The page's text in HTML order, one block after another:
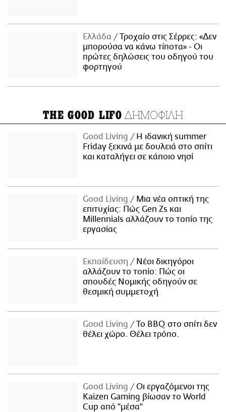
Ελλάδα
Τροχαίο στις Σέρρες: «Δεν
μπορούσα να κάνω τίποτα» - Οι
πρώτες δηλώσεις του οδηγού του
φορτηγού
THE GOOD LIFO ΔΗΜΟΦΙΛΗ
Good Living
Η ιδανική summer
Friday ξεκινά με δουλειά στο σπίτι
και καταλήγει σε κάποιο νησί
Good Living
Μια νέα οπτική της
επιτυχίας: Πώς Gen Zs και
Millennials αλλάζουν το τοπίο της
εργασίας
Εκπαίδευση
Νέοι δικηγόροι
αλλάζουν το τοπίο: Πώς οι
σπουδές Νομικής οδηγούν σε
θεσμική συμμετοχή
Good Living
Το BBQ στο σπίτι δεν
θέλει χώρο. Θέλει τρόπο.
Good Living
Οι εργαζόμενοι της
Kaizen Gaming βίωσαν το World
Cup από "μέσα"